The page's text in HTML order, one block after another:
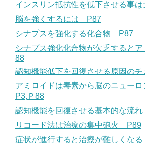
インスリン抵抗性を低下させる事
脳を強くするには P87
シナプスを強化する化合物 P87
シナプス強化化合物が欠乏すると
88
認知機能低下を回復させる原因の
アミロイドは毒素から脳のニュー
P3,Ｐ88
認知機能を回復させる基本的な流
リコード法は治療の集中砲火 P89
症状が進行すると治療が難しくな